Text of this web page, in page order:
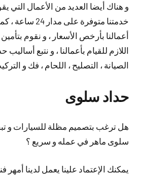
و هناك أيضا العديد من الأعمال التي
خدمتنا متوفرة على
أعمالنا بأرخص الأسعار ، و نقوم
اللازم للقيام بأعمالنا ، و نتبع
الصيانة ، التصليح ، اللحام ، فك و
حداد سلوى
هل ترغب بتصميم مظلة للسيارات و
سلوى ماهر في عمله و سريع ؟
يمكنك الإعتماد علينا يعمل لدينا